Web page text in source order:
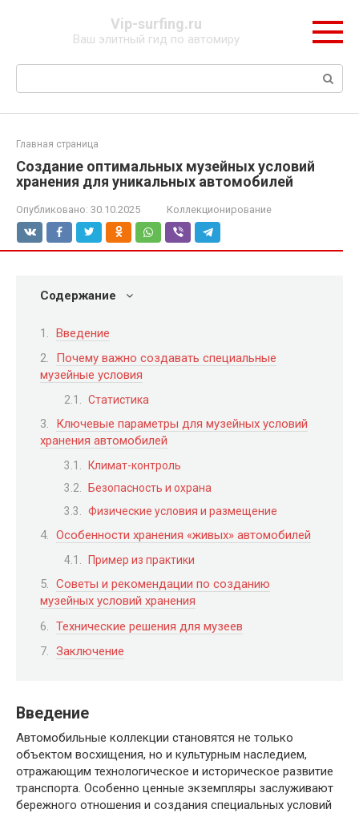
Vip-surfing.ru
Ваш элитный гид по автомиру
Поиск:
Главная страница
Создание оптимальных музейных условий
хранения для уникальных автомобилей
Опубликовано: 30.10.2025 Коллекционирование
Содержание
Введение
Почему важно создавать специальные
музейные условия
Статистика
Ключевые параметры для музейных условий
хранения автомобилей
Климат-контроль
Безопасность и охрана
Физические условия и размещение
Особенности хранения «живых» автомобилей
Пример из практики
Советы и рекомендации по созданию
музейных условий хранения
Технические решения для музеев
Заключение
Введение
Автомобильные коллекции становятся не только
объектом восхищения, но и культурным наследием,
отражающим технологическое и историческое развитие
транспорта. Особенно ценные экземпляры заслуживают
бережного отношения и создания специальных условий